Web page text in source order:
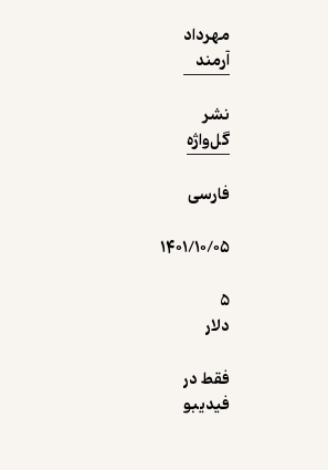
مهرداد
آرمند
نشر
گل‌واژه
فارسی
۱۴۰۱/۱۰/۰۵
دلار
فقط در
فیدیبو